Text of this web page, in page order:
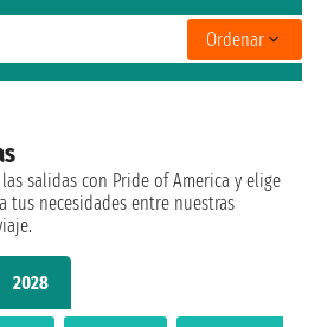
Ordenar
salidas con Pride of America y elige
tus necesidades entre nuestras
2028